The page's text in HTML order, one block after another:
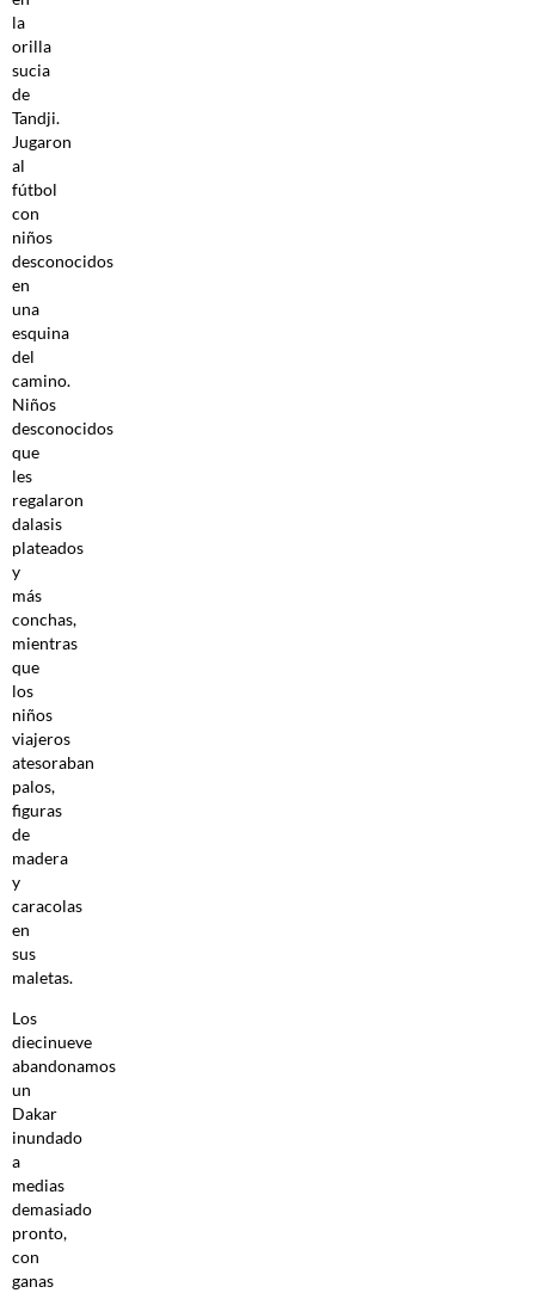
la
orilla
sucia
de
Tandji.
Jugaron
al
fútbol
con
niños
desconocidos
en
una
esquina
del
camino.
Niños
desconocidos
que
les
regalaron
dalasis
plateados
y
más
conchas,
mientras
que
los
niños
viajeros
atesoraban
palos,
figuras
de
madera
y
caracolas
en
sus
maletas.
Los
diecinueve
abandonamos
un
Dakar
inundado
a
medias
demasiado
pronto,
con
ganas